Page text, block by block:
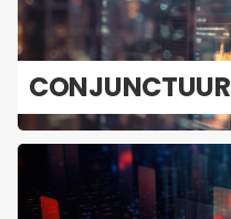
CON­JUNC­TUUR